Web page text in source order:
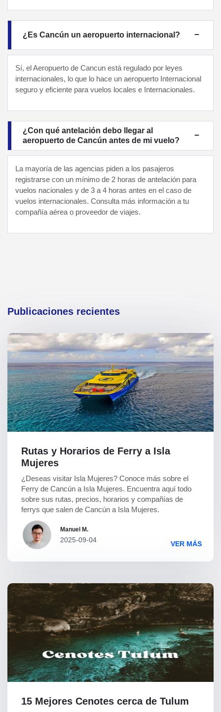
¿Es Cancún un aeropuerto internacional?
Sí, el Aeropuerto de Cancun está regulado por leyes
internacionales, lo que lo hace un aeropuerto Internacional
seguro y eficiente para vuelos locales e Internacionales.
¿Con qué antelación debo llegar al
aeropuerto de Cancún antes de mi vuelo?
La mayoría de las agencias piden a los pasajeros
registrarse con un mínimo de 2 horas de antelación para
vuelos nacionales y de 3 a 4 horas antes en el caso de
vuelos internacionales. Consulta más información a tu
compañía aérea o proveedor de viajes.
Publicaciones recientes
Rutas y Horarios de Ferry a Isla
Mujeres
¿Deseas visitar Isla Mujeres? Conoce más sobre el
Ferry de Cancún a Isla Mujeres. Encuentra aquí todo
sobre sus rutas, precios, horarios y compañías de
ferrys que salen de Cancún a Isla Mujeres.
Manuel M.
2025-09-04
VER MÁS
15 Mejores Cenotes cerca de Tulum